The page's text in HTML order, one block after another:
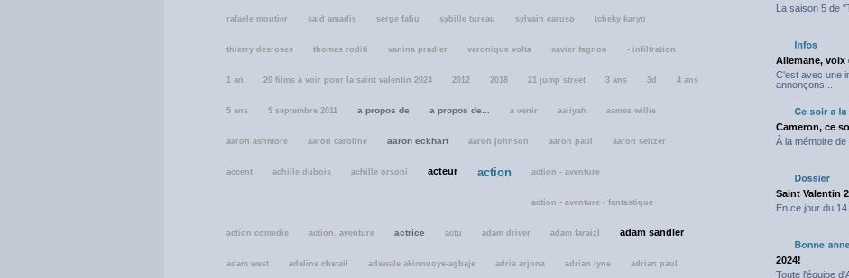
rafaele moutier said amadis serge faliu sybille tureau sylvain caruso tcheky karyo
thierry desroses thomas roditi vanina pradier veronique volta xavier fagnon - infiltration
1 an 20 films a voir pour la saint valentin 2024 2012 2018 21 jump street 3 ans 3d 4 ans
5 ans 5 septembre 2011 a propos de a propos de... a venir aaliyah aames willie
aaron ashmore aaron caroline aaron eckhart aaron johnson aaron paul aaron seltzer
accent achille dubois achille orsoni acteur action action - aventure
action - aventure - fantastique
action comedie action. aventure actrice actu adam driver adam faraizl adam sandler
adam west adeline chetail adewale akinnuoye-agbaje adria arjona adrian lyne adrian paul
La saison 5 de
Allemane, voix
C'est avec une
annonçons...
Cameron, ce
À la mémoire de
Saint Valentin
En ce jour du
2024!
Toute l'équipe